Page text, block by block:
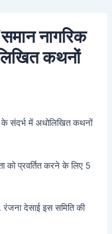
नागरिक
कथनों
के संदर्भ में अधोलिखित कथनों
को प्रवर्तित करने के लिए 5
रंजना देसाई इस समिति की